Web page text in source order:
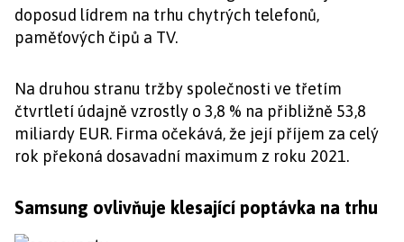
doposud lídrem na trhu chytrých telefonů,
paměťových čipů a TV.
Na druhou stranu tržby společnosti ve třetím
čtvrtletí údajně vzrostly o 3,8 % na přibližně 53,8
miliardy EUR. Firma očekává, že její příjem za celý
rok překoná dosavadní maximum z roku 2021.
Samsung ovlivňuje klesající poptávka na trhu